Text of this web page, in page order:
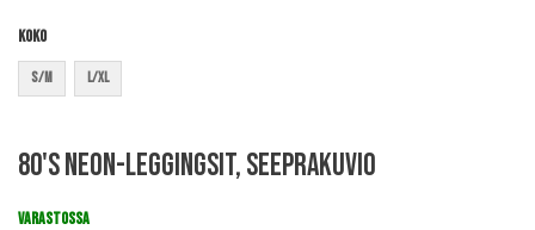
Koko
S/M L/XL
to
beginning
80's neon-leggingsit, seeprakuvio
VARASTOSSA